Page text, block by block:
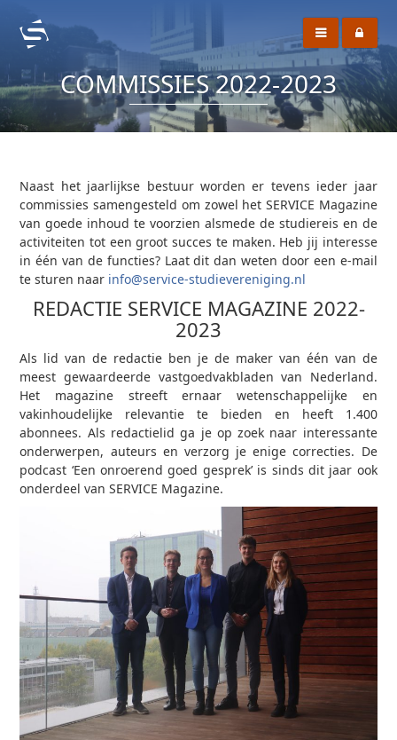
COMMISSIES 2022-2023
Naast het jaarlijkse bestuur worden er tevens ieder jaar
commissies samengesteld om zowel het SERVICE Magazine
van goede inhoud te voorzien alsmede de studiereis en de
activiteiten tot een groot succes te maken. Heb jij interesse
in één van de functies? Laat dit dan weten door een e-mail
te sturen naar info@service-studievereniging.nl
REDACTIE SERVICE MAGAZINE 2022-
2023
Als lid van de redactie ben je de maker van één van de
meest gewaardeerde vastgoedvakbladen van Nederland.
Het magazine streeft ernaar wetenschappelijke en
vakinhoudelijke relevantie te bieden en heeft 1.400
abonnees. Als redactielid ga je op zoek naar interessante
onderwerpen, auteurs en verzorg je enige correcties. De
podcast ‘Een onroerend goed gesprek’ is sinds dit jaar ook
onderdeel van SERVICE Magazine.